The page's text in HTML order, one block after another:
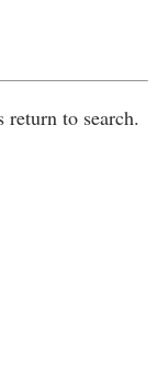
return to search.